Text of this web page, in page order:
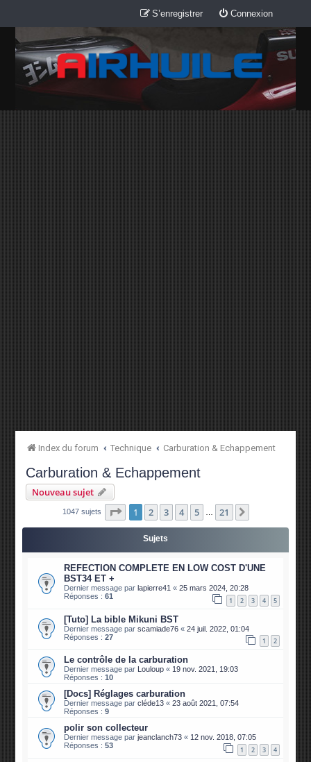
Connexion
S’enregistrer
Index du forum Technique Carburation & Echappement
Carburation & Echappement
Nouveau sujet
1047 sujets Page 1sur21
1 2 3 4 5 21
Sujets
REFECTION COMPLETE EN LOW COST D'UNE
BST34 ET +
Dernier message parlapierre41 «25 mars 2024, 20:28
Réponses :61 1 2 3 4 5
[Tuto] La bible Mikuni BST
Dernier message parscamiade76 «24 juil. 2022, 01:04
Réponses :27 1 2
Le contrôle de la carburation
Dernier message par Louloup « 19 nov. 2021, 19:03
Réponses :10
[Docs] Réglages carburation
Dernier message parcléde13 «23 août 2021, 07:54
Réponses :9
polir son collecteur
Dernier message parjeanclanch73 « 12 nov. 2018, 07:05
Réponses :53 1 2 3 4